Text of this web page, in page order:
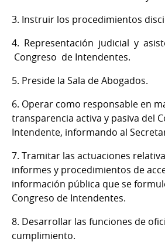
3. Instruir los procedimientos
4. Representación judicial y
Congreso de Intendentes.
5. Preside la Sala de Abogados.
6. Operar como responsable en
transparencia activa y pasiva del
Intendente, informando al
7. Tramitar las actuaciones
informes y procedimientos de
información pública que se
Congreso de Intendentes.
8. Desarrollar las funciones de
cumplimiento.